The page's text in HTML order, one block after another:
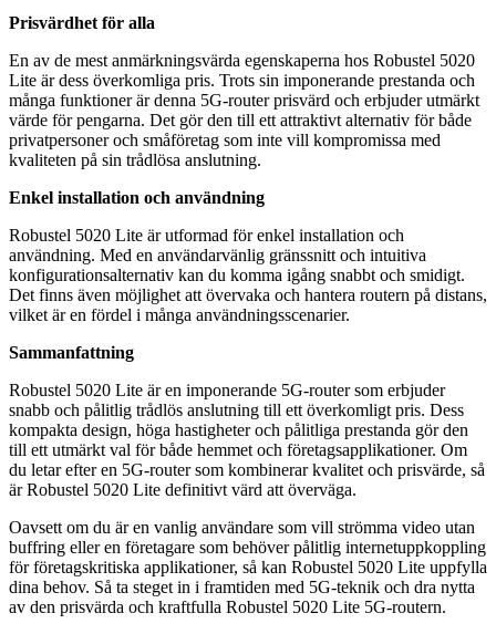
Prisvärdhet för alla
En av de mest anmärkningsvärda egenskaperna hos Robustel 5020
Lite är dess överkomliga pris. Trots sin imponerande prestanda och
många funktioner är denna 5G-router prisvärd och erbjuder utmärkt
värde för pengarna. Det gör den till ett attraktivt alternativ för både
privatpersoner och småföretag som inte vill kompromissa med
kvaliteten på sin trådlösa anslutning.
Enkel installation och användning
Robustel 5020 Lite är utformad för enkel installation och
användning. Med en användarvänlig gränssnitt och intuitiva
konfigurationsalternativ kan du komma igång snabbt och smidigt.
Det finns även möjlighet att övervaka och hantera routern på distans,
vilket är en fördel i många användningsscenarier.
Sammanfattning
Robustel 5020 Lite är en imponerande 5G-router som erbjuder
snabb och pålitlig trådlös anslutning till ett överkomligt pris. Dess
kompakta design, höga hastigheter och pålitliga prestanda gör den
till ett utmärkt val för både hemmet och företagsapplikationer. Om
du letar efter en 5G-router som kombinerar kvalitet och prisvärde, så
är Robustel 5020 Lite definitivt värd att överväga.
Oavsett om du är en vanlig användare som vill strömma video utan
buffring eller en företagare som behöver pålitlig internetuppkoppling
för företagskritiska applikationer, så kan Robustel 5020 Lite uppfylla
dina behov. Så ta steget in i framtiden med 5G-teknik och dra nytta
av den prisvärda och kraftfulla Robustel 5020 Lite 5G-routern.